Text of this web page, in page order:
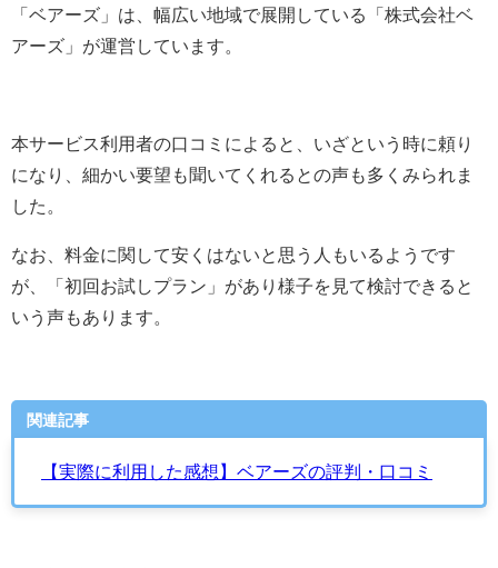
「ベアーズ」は、幅広い地域で展開している「 株式会社ベ
アーズ 」が運営しています。
本サービス利用者の口コミによると、いざという時に頼り
になり、細かい要望も聞いてくれるとの声も多くみられま
した。
なお、料金に関して安くはないと思う人もいるようです
が、「初回お試しプラン」があり様子を見て検討できると
いう声もあります。
関連記事
【実際に利用した感想】ベアーズの評判・口コミ